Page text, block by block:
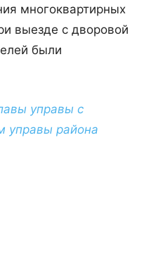
многоквартирных
выезде с дворовой
были
управы с
управы района